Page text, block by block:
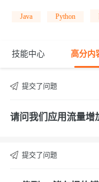
Java Python
技能中心 高分内
提交了问题
请问我们应用流量增
提交了问题